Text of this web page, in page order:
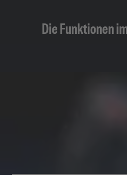
Die Funktionen